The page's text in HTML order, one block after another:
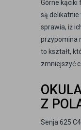
Górne kąciki
są delikatnie
sprawia, iż
przypomina
to kształt,
zmniejszyć
Z
Senja 625